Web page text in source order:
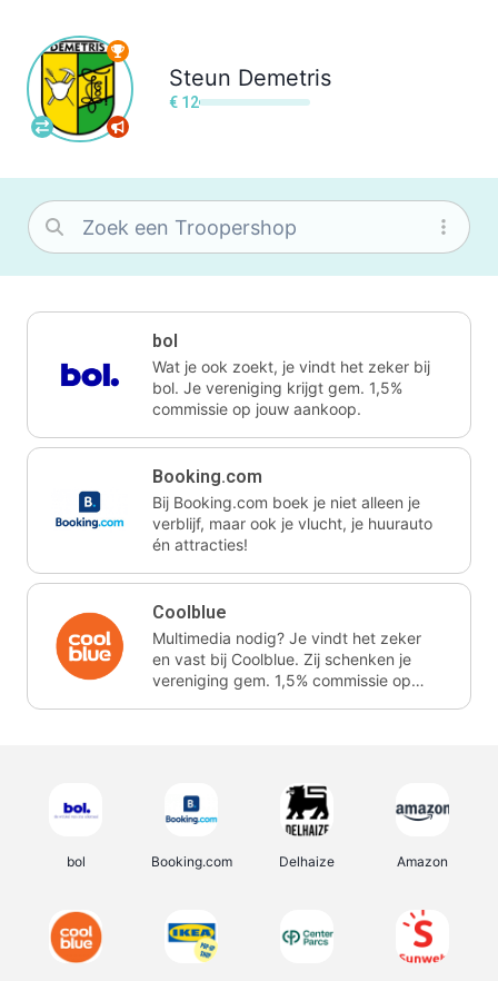
Steun Demetris
€ 12
bol
Wat je ook zoekt, je vindt het zeker bij
bol. Je vereniging krijgt gem. 1,5%
commissie op jouw aankoop.
Booking.com
Bij Booking.com boek je niet alleen je
verblijf, maar ook je vlucht, je huurauto
én attracties!
Coolblue
Multimedia nodig? Je vindt het zeker
en vast bij Coolblue. Zij schenken je
vereniging gem. 1,5% commissie op
bol Booking.com Delhaize Amazon